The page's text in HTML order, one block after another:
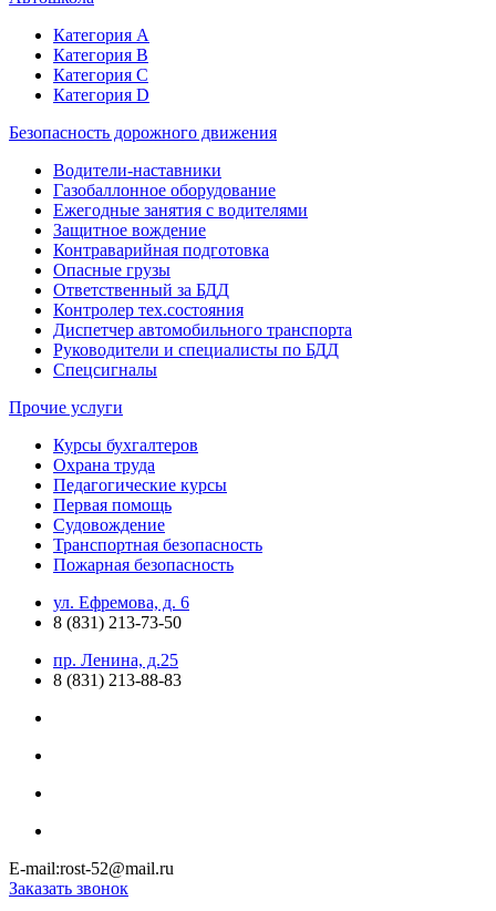
Категория А
Категория В
Категория С
Категория D
Безопасность дорожного движения
Водители-наставники
Газобаллонное оборудование
Ежегодные занятия с водителями
Защитное вождение
Контраварийная подготовка
Опасные грузы
Ответственный за БДД
Контролер тех.состояния
Диспетчер автомобильного транспорта
Руководители и специалисты по БДД
Спецсигналы
Прочие услуги
Курсы бухгалтеров
Охрана труда
Педагогические курсы
Первая помощь
Судовождение
Транспортная безопасность
Пожарная безопасность
ул. Ефремова, д. 6
8 (831) 213-73-50
пр. Ленина, д.25
8 (831) 213-88-83
E-mail:rost-52@mail.ru
Заказать звонок